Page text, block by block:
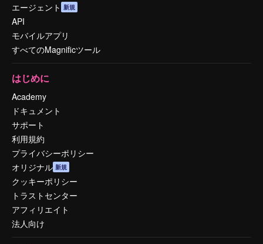
エージェント 新規
API
モバイルアプリ
すべてのMagnificツール
はじめに
Academy
ドキュメント
サポート
利用規約
プライバシーポリシー
オリジナル 新規
クッキーポリシー
トラストセンター
アフィリエイト
法人向け